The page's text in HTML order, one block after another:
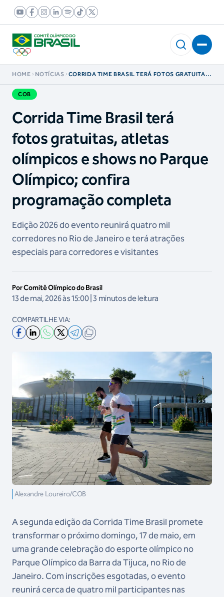
HOME NOTÍCIAS
CORRIDA TIME BRASIL TERÁ FOTOS GRATUITAS,
COB
Corrida Time Brasil terá
fotos gratuitas, atletas
olímpicos e shows no Parque
Olímpico; confira
programação completa
Edição 2026 do evento reunirá quatro mil
corredores no Rio de Janeiro e terá atrações
especiais para corredores e visitantes
Por Comitê Olímpico do Brasil
13 de mai, 2026 às 15:00 | 3 minutos de leitura
COMPARTILHE VIA:
Alexandre Loureiro/COB
A segunda edição da Corrida Time Brasil promete
transformar o próximo domingo, 17 de maio, em
uma grande celebração do esporte olímpico no
Parque Olímpico da Barra da Tijuca, no Rio de
Janeiro. Com inscrições esgotadas, o evento
reunirá cerca de quatro mil participantes nas